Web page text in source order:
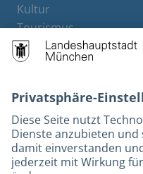
Kultur
Tourismus
M-Strom
Bürgerservice
Rechtliches und Kontakt
Barrierefreiheit